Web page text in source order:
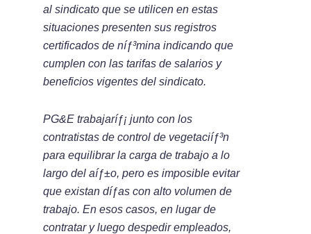
al sindicato que se utilicen en estas
situaciones presenten sus registros
certificados de níƒ³mina indicando que
cumplen con las tarifas de salarios y
beneficios vigentes del sindicato.
PG&E trabajaríƒ¡ junto con los
contratistas de control de vegetaciíƒ³n
para equilibrar la carga de trabajo a lo
largo del aíƒ±o, pero es imposible evitar
que existan díƒ­as con alto volumen de
trabajo. En esos casos, en lugar de
contratar y luego despedir empleados,